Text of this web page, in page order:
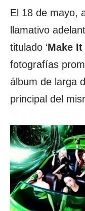
El 18 de mayo,
llamativo
titulado ‘Make It
fotografías
álbum de larga
principal del